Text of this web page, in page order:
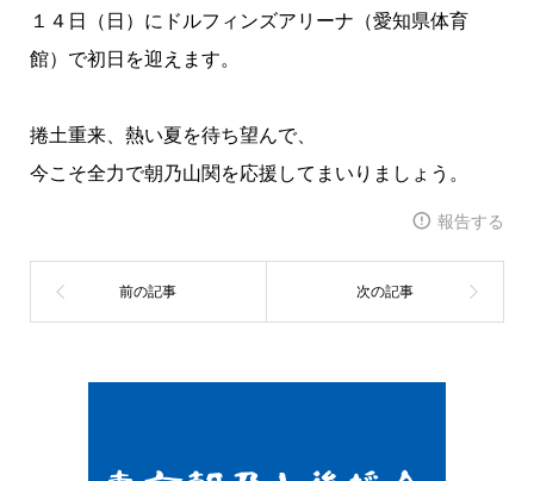
１４日（日）にドルフィンズアリーナ（愛知県体育
館）で初日を迎えます。
捲土重来、熱い夏を待ち望んで、
今こそ全力で朝乃山関を応援してまいりましょう。
報告する